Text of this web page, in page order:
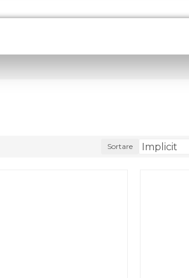
Sortare